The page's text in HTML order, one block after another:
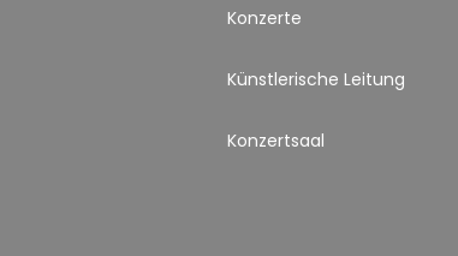
Konzerte
Künstlerische Leitung
Konzertsaal